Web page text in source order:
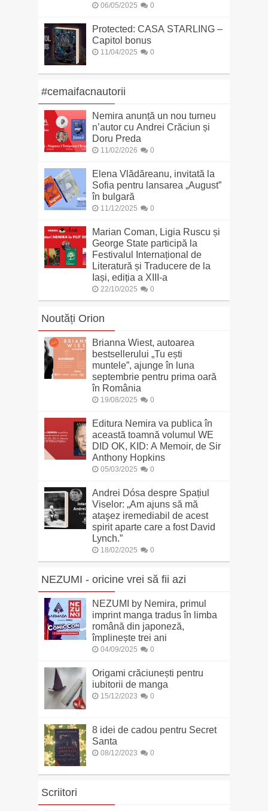
06/05/2025 0
Protected: CASA STARLING –
Capitol bonus
11/04/2025 0
#cemaifacnautorii
Nemira anunță un nou turneu
n’autor cu Andrei Crăciun și
Doru Preda
11/02/2026 0
Elena Vlădăreanu, invitată la
Sofia pentru lansarea „August”
în bulgară
11/12/2025 0
Marian Coman, Ligia Ruscu și
George State participă la
Festivalul Internațional de
Literatură și Traducere de la
Iași, ediția a XIII-a
22/10/2025 0
Noutăți Orion
Brianna Wiest, autoarea
bestsellerului „Tu ești
muntele”, ajunge în luna
septembrie pentru prima oară
în România
19/08/2025 0
Editura Nemira va publica în
această toamnă volumul WE
DID OK, KID: A Memoir, de Sir
Anthony Hopkins
05/03/2025 0
Andrei Dósa despre Spațiul
Viselor: „Am ajuns să mă
ataşez iremediabil de acest
spirit aparte care a fost David
Lynch.”
18/02/2025 0
NEZUMI - oricine vrei să fii azi
NEZUMI by Nemira, primul
imprint manga tradus în limba
română din japoneză,
împlinește trei ani
04/09/2025 0
Origami crăciunești pentru
iubitorii de manga
15/12/2023 0
8 idei de cadou pentru Secret
Santa
08/12/2023 0
Scriitori